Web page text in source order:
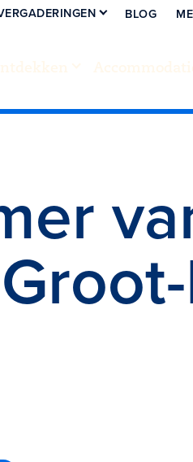
BLOG